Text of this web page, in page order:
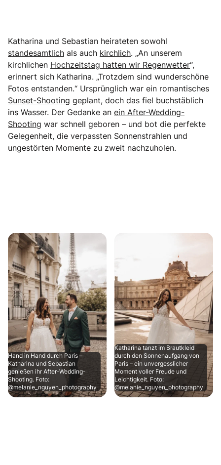
Katharina und Sebastian heirateten sowohl
standesamtlich als auch kirchlich. „An unserem
kirchlichen Hochzeitstag hatten wir Regenwetter“,
erinnert sich Katharina. „Trotzdem sind wunderschöne
Fotos entstanden.“ Ursprünglich war ein romantisches
Sunset-Shooting geplant, doch das fiel buchstäblich
ins Wasser. Der Gedanke an ein After-Wedding-
Shooting war schnell geboren – und bot die perfekte
Gelegenheit, die verpassten Sonnenstrahlen und
ungestörten Momente zu zweit nachzuholen.
Hand in Hand durch Paris –
Katharina und Sebastian
genießen ihr After-Wedding-
Shooting. Foto:
@melanie_nguyen_photography
Katharina tanzt im Brautkleid
durch den Sonnenaufgang von
Paris – ein unvergesslicher
Moment voller Freude und
Leichtigkeit. Foto:
@melanie_nguyen_photography